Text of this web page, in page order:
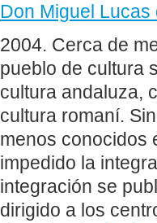
Don Miguel Lucas
2004. Cerca de
pueblo de cultura
cultura andaluza,
cultura romaní.
menos conocidos
impedido la
integración se
dirigido a los